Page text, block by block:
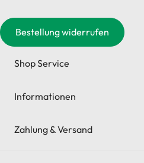
Bestellung widerrufen
Shop Service
Informationen
Zahlung & Versand